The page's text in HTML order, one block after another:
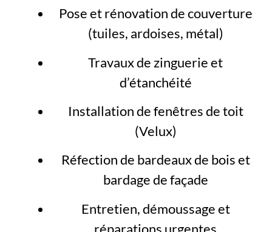
Pose et rénovation de couverture
(tuiles, ardoises, métal)
Travaux de zinguerie et
d’étanchéité
Installation de fenêtres de toit
(Velux)
Réfection de bardeaux de bois et
bardage de façade
Entretien, démoussage et
réparations urgentes